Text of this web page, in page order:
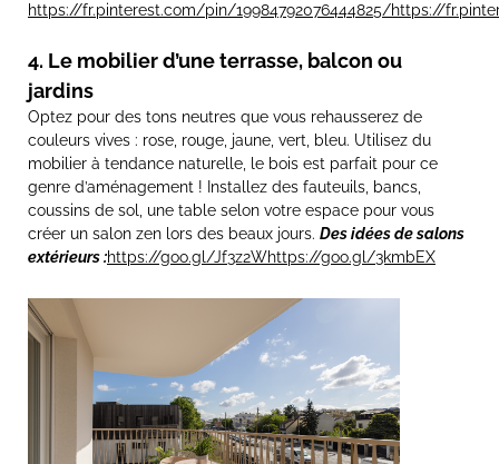
https://fr.pinterest.com/pin/19984792076444825/https://
4. Le mobilier d’une terrasse, balcon ou
jardins
Optez pour des tons neutres que vous rehausserez de
couleurs vives : rose, rouge, jaune, vert, bleu. Utilisez du
mobilier à tendance naturelle, le bois est parfait pour ce
genre d’aménagement ! Installez des fauteuils, bancs,
coussins de sol, une table selon votre espace pour vous
créer un salon zen lors des beaux jours. Des idées de salons
extérieurs :https://goo.gl/Jf3z2Whttps://goo.gl/3kmbEX